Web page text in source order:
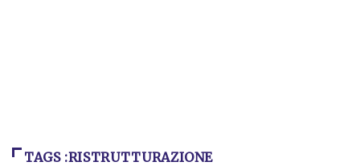
TAGS :RISTRUTTURAZIONE